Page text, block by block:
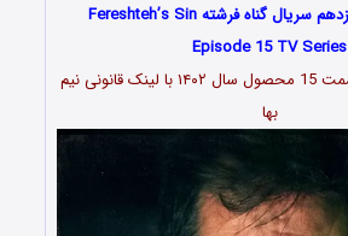
دانلود قسمت پانزدهم سریال گناه فرشته Fereshteh’s Sin
Episode 15 TV Series
سریال گناه فرشته قسمت 15 محصول سال ۱۴۰۲ با لینک قانونی نیم
بها